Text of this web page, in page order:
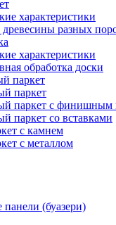
характеристики
древесины разных
характеристики
обработка доски
паркет
паркет
паркет с финишным
паркет со вставками
с камнем
с металлом
(буазери)